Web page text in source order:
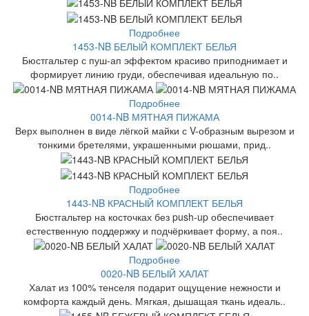
Подробнее
1453-NB БЕЛЫЙ КОМПЛЕКТ БЕЛЬЯ
Бюстгальтер с пуш-ап эффектом красиво приподнимает и
формирует линию груди, обеспечивая идеальную по..
Подробнее
0014-NB МЯТНАЯ ПИЖАМА
Верх выполнен в виде лёгкой майки с V-образным вырезом и
тонкими бретелями, украшенными рюшами, прид..
Подробнее
1443-NB КРАСНЫЙ КОМПЛЕКТ БЕЛЬЯ
Бюстгальтер на косточках без push-up обеспечивает
естественную поддержку и подчёркивает форму, а поя..
Подробнее
0020-NB БЕЛЫЙ ХАЛАТ
Халат из 100% тенселя подарит ощущение нежности и
комфорта каждый день. Мягкая, дышащая ткань идеаль..